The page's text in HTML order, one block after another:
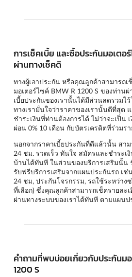
การเช็คเบี้ย และซื้อประกันมอเตอ
ผ่านทางเช็คดิ
ทางผู้เอาประกัน หรือคุณลูกค้าสามารถเ
มอเตอร์ไซค์ BMW R 1200 S ของท่าน
เบี้ยประกันของเรานั้นได้มีส่วนลดรวมไ
ทางเรามั่นใจว่าราคาของเรานั้นดีที่สุด
ชำระเงินที่ท่านต้องการได้ ไม่ว่าจะเป็น
ผ่อน 0% 10 เดือน กับบัตรเครดิตที่ร่วมร
นอกจากราคาเบี้ยประกันที่ดีแล้วนั้น สา
24 ชม. รวดเร็ว ทันใจ สมัครและชำระเ
บ้านได้ทันที ในส่วนของบริการเสริมนั้น
รับฟรีบริการเสริมจากแผนประกันรถ เช่
24 ชม, ประกันโจรกรรม, รถใช้ระหว่า
ที่เลือก) ซึ่งคุณลูกค้าสามารถเช็ครายละเ
ผ่านทางระบบของเราได้ทันที ตามแผน
คำถามที่พบบ่อยเกี่ยวกับประกันมอ
1200 S